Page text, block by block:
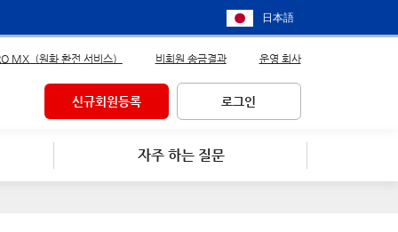
日本語
MX（원화 환전 서비스） 비회원 송금결과 운영 회사
신규회원등록 로그인
자주 하는 질문